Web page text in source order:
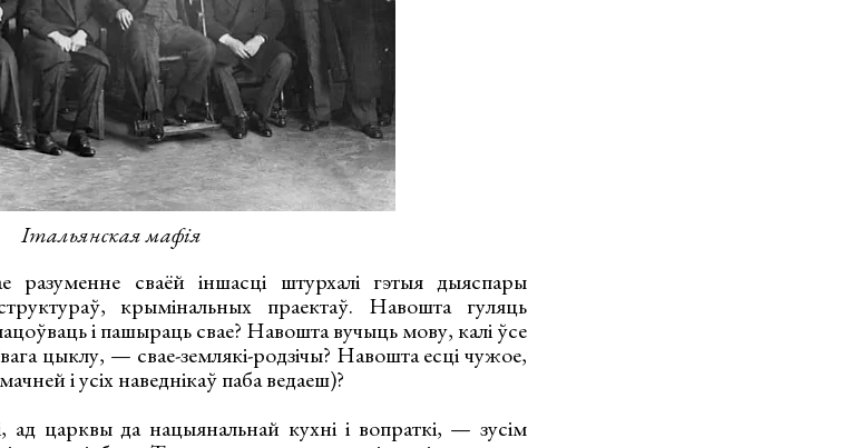
Італьянская мафія
разуменне сваёй іншасці штурхалі гэтыя дыяспары
крымінальных праектаў. Навошта гуляць
і пашыраць свае? Навошта вучыць мову, калі ўсе
цыклу, — свае-землякі-родзічы? Навошта есці чужое,
і усіх наведнікаў паба ведаеш)?
ад царквы да нацыянальнай кухні і вопраткі, — зусім